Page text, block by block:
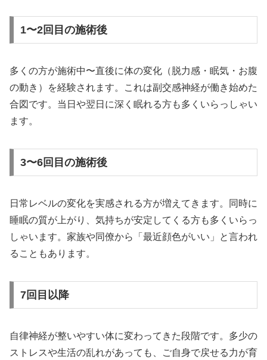
1〜2回目の施術後
多くの方が施術中〜直後に体の変化（脱力感・眠気・お腹
の動き）を経験されます。これは副交感神経が働き始めた
合図です。当日や翌日に深く眠れる方も多くいらっしゃい
ます。
3〜6回目の施術後
日常レベルの変化を実感される方が増えてきます。同時に
睡眠の質が上がり、気持ちが安定してくる方も多くいらっ
しゃいます。家族や同僚から「最近顔色がいい」と言われ
ることもあります。
7回目以降
自律神経が整いやすい体に変わってきた段階です。多少の
ストレスや生活の乱れがあっても、ご自身で戻せる力が育